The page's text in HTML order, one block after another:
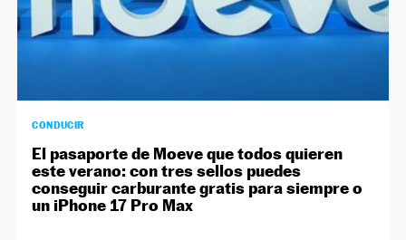
CONDUCIR
El pasaporte de Moeve que todos quieren
este verano: con tres sellos puedes
conseguir carburante gratis para siempre o
un iPhone 17 Pro Max